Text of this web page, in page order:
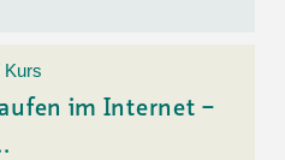
Kurs
im Internet –